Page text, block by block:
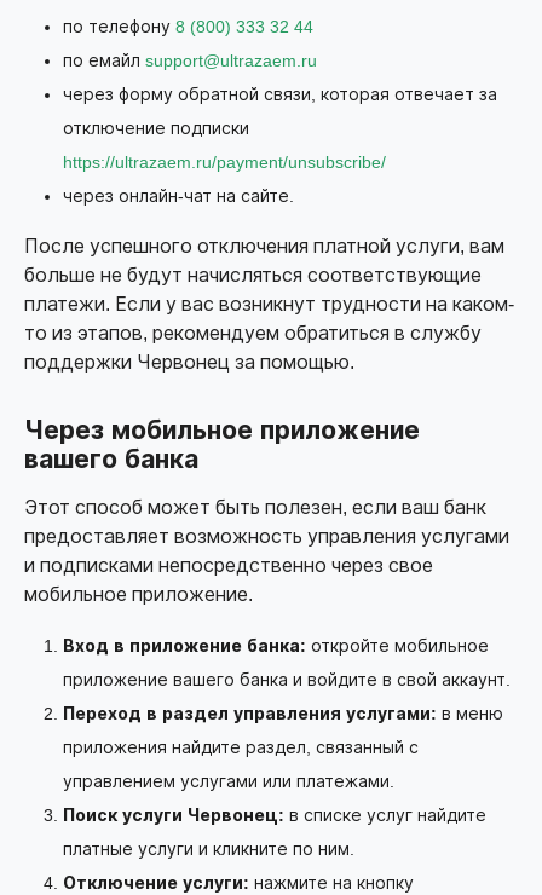
по телефону 8 (800) 333 32 44
по емайл support@ultrazaem.ru
через форму обратной связи, которая отвечает за
отключение подписки
https://ultrazaem.ru/payment/unsubscribe/
через онлайн-чат на сайте.
После успешного отключения платной услуги, вам
больше не будут начисляться соответствующие
платежи. Если у вас возникнут трудности на каком-
то из этапов, рекомендуем обратиться в службу
поддержки Червонец за помощью.
Через мобильное приложение
вашего банка
Этот способ может быть полезен, если ваш банк
предоставляет возможность управления услугами
и подписками непосредственно через свое
мобильное приложение.
Вход в приложение банка: откройте мобильное
приложение вашего банка и войдите в свой аккаунт.
Переход в раздел управления услугами: в меню
приложения найдите раздел, связанный с
управлением услугами или платежами.
Поиск услуги Червонец: в списке услуг найдите
платные услуги и кликните по ним.
Отключение услуги: нажмите на кнопку